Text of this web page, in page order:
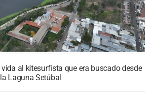
al kitesurfista que era buscado desde
Laguna Setúbal